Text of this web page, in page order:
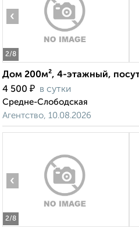
2/8
‹
Дом 200м², 4-этажный,
4 500 ₽ в сутки
Средне-Слободская
Агентство, 10.08.2026
2/8
‹